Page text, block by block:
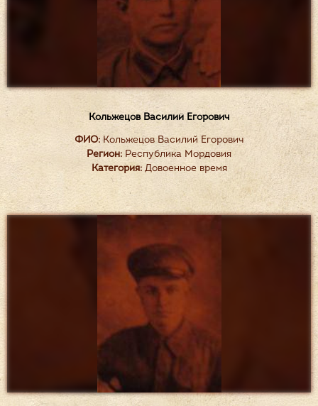
Кольжецов Василий Егорович
ФИО: Кольжецов Василий Егорович
Регион: Республика Мордовия
Категория:Довоенное время